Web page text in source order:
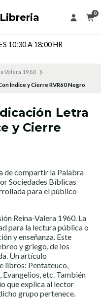
0
Segundo Piso, Coronel,
Valera 1960
Índice y Cierre RVR60 Negro
Letra
y Cierre
de compartir la Palabra
Sociedades Bíblicas
para el público
Reina-Valera 1960. La
para la lectura pública o
y enseñanza. Este
y griego, de los
Un artículo
libros: Pentateuco,
etc. También
que explica al lector
grupo pertenece.